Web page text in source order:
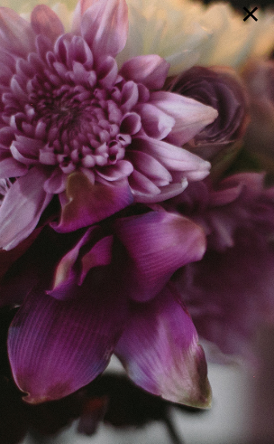
×
BRAUTMODE SHOP IT JOURNAL
[1] => Array ( [post__not_in] =>
) ) )